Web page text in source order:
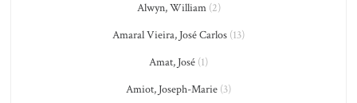
Alwyn, William(2)
Amaral Vieira, José Carlos (13)
Amat, José (1)
Amiot, Joseph-Marie (3)